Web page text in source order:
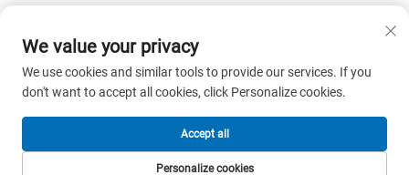
Kopiereg © 2026 NANJING ELECTRIC. Alle regte voorbehou. -
Privatheidbeleid
We value your privacy
We use cookies and similar tools to provide our services. If you
don't want to accept all cookies, click Personalize cookies.
Personalize cookies
Accept all